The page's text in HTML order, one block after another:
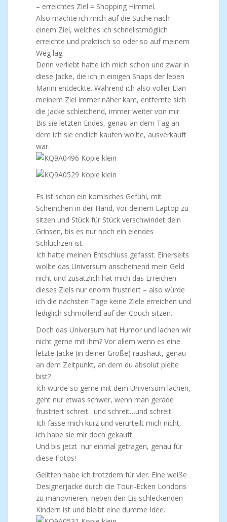
– erreichtes Ziel = Shopping Himmel.
Also machte ich mich auf die Suche nach
einem Ziel, welches ich schnellstmöglich
erreichte und praktisch so oder so auf meinem
Weg lag.
Denn verliebt hatte ich mich schon und zwar in
diese Jacke, die ich in einigen Snaps der leben
Marini entdeckte. Während ich also voller Elan
meinem Ziel immer näher kam, entfernte sich
die Jacke schleichend, immer weiter von mir.
Bis sie letzten Endes, genau an dem Tag an
dem ich sie endlich kaufen wollte, ausverkauft
war.
Es ist schon ein komisches Gefühl, mit
Scheinchen in der Hand, vor deinem Laptop zu
sitzen und Stück für Stück verschwindet dein
Grinsen, bis es nur noch ein elendes
Schluchzen ist.
Ich hatte meinen Entschluss gefasst. Einerseits
wollte das Universum anscheinend mein Geld
nicht und zusätzlich hat mich das Erreichen
dieses Ziels nur enorm frustriert – also würde
ich die nächsten Tage keine Ziele erreichen und
lediglich schmollend auf der Couch sitzen.
Doch das Universum hat Humor und lachen wir
nicht gerne mit ihm? Vor allem wenn es eine
letzte Jacke (in deiner Größe) raushaut, genau
an dem Zeitpunkt, an dem du absolut pleite
bist?
Ich würde so gerne mit dem Universum lachen,
geht nur etwas schwer, wenn man gerade
frustriert schreit…und schreit…und schreit.
Ich fasse mich kurz und verurteilt mich nicht,
ich habe sie mir doch gekauft.
Und bis jetzt nur einmal getragen, genau für
diese Fotos!
Gelitten habe ich trotzdem für vier. Eine weiße
Designerjacke durch die Touri-Ecken Londons
zu manövrieren, neben den Eis schleckenden
Kindern ist und bleibt eine dumme Idee.